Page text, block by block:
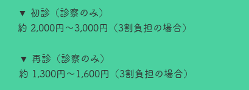
▼ 初診（診察のみ）
約 2,000円〜3,000円（3割負担の場合）
▼ 再診（診察のみ）
約 1,300円〜1,600円（3割負担の場合）